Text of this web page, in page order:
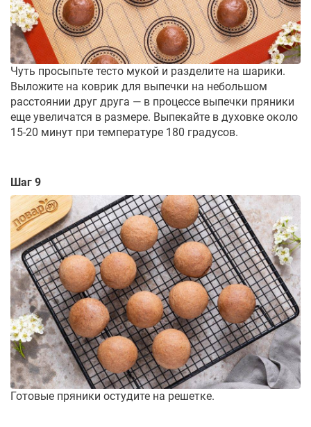
Чуть просыпьте тесто мукой и разделите на шарики.
Выложите на коврик для выпечки на небольшом
расстоянии друг друга — в процессе выпечки пряники
еще увеличатся в размере. Выпекайте в духовке около
15-20 минут при температуре 180 градусов.
Шаг 9
Готовые пряники остудите на решетке.